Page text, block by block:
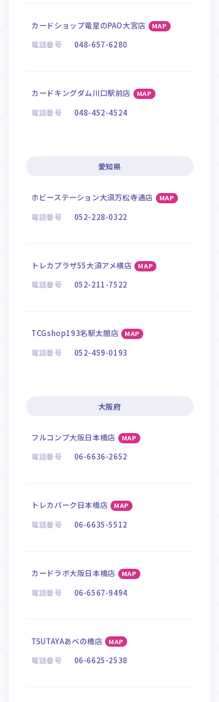
カードショップ竜星のPAO大宮店 MAP
電話番号 048-657-6280
カードキングダム川口駅前店 MAP
電話番号 048-452-4524
愛知県
ホビーステーション大須万松寺通店 MAP
電話番号 052-228-0322
トレカプラザ55大須アメ横店 MAP
電話番号 052-211-7522
TCGshop193名駅太閤店 MAP
電話番号 052-459-0193
大阪府
フルコンプ大阪日本橋店 MAP
電話番号 06-6636-2652
トレカパーク日本橋店 MAP
電話番号 06-6635-5512
カードラボ大阪日本橋店 MAP
電話番号 06-6567-9494
TSUTAYAあべの橋店 MAP
電話番号 06-6625-2538